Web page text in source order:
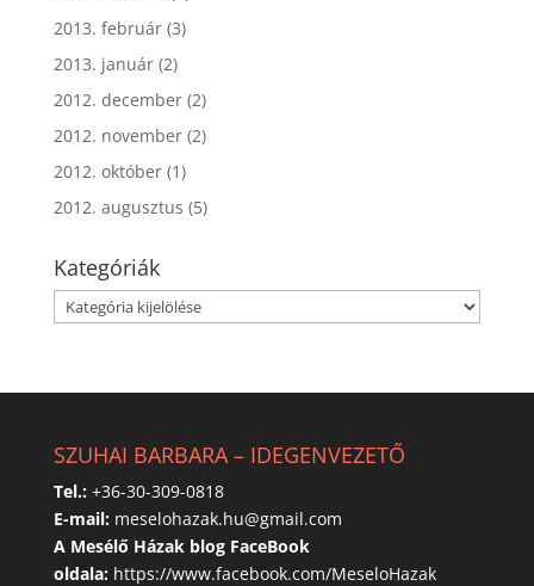
2013. február(3)
2013. január(2)
2012. december(2)
2012. november(2)
2012. október(1)
2012. augusztus (5)
Kategóriák
Kategóriák
SZUHAI BARBARA – IDEGENVEZETŐ
Tel.: +36-30-309-0818
E-mail: meselohazak.hu@gmail.com
A Mesélő Házak blog FaceBook
oldala: https://www.facebook.com/MeseloHazak